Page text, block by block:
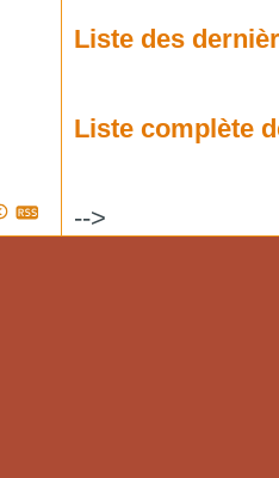
Liste des
Liste complète
-->